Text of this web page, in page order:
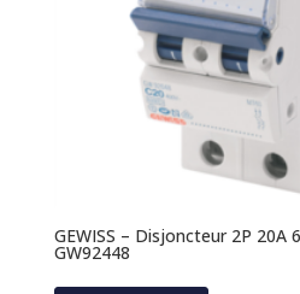
GEWISS – Disjoncteur 2P 20A
GW92448